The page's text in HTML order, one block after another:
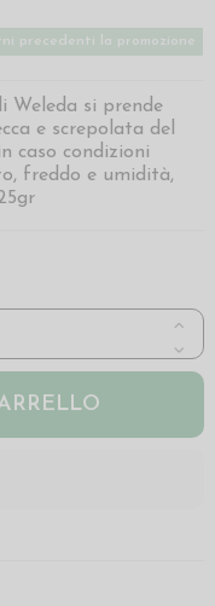
precedenti la promozione
Weleda si prende
e screpolata del
caso condizioni
freddo e umidità,